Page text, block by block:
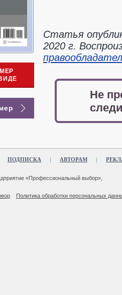
Статья
2020 г.
Не
ПОДПИСКА АВТОРАМ
«Профессиональный выбор»,
Политика обработки персональных